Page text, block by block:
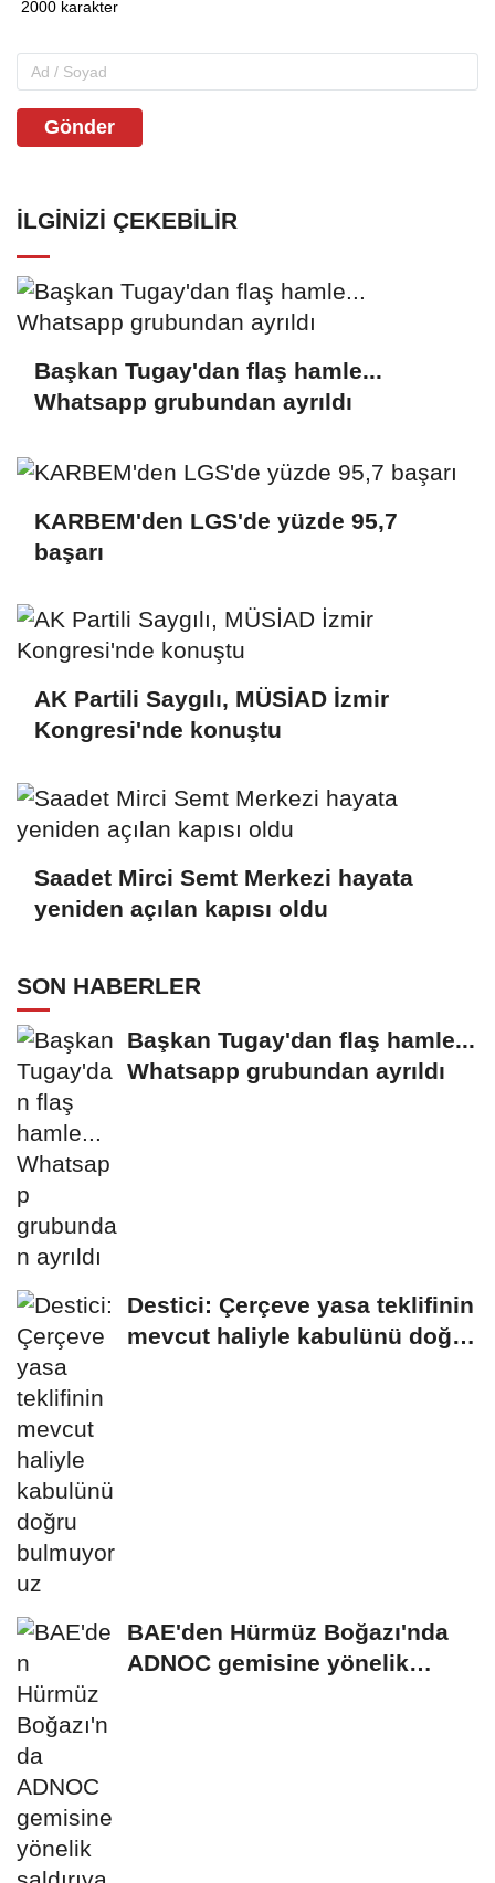
Gönder
İLGINIZI ÇEKEBILIR
Başkan Tugay'dan flaş hamle...
Whatsapp grubundan ayrıldı
KARBEM'den LGS'de yüzde 95,7
başarı
AK Partili Saygılı, MÜSİAD İzmir
Kongresi'nde konuştu
Saadet Mirci Semt Merkezi hayata
yeniden açılan kapısı oldu
SON HABERLER
Başkan Tugay'dan flaş hamle...
Whatsapp grubundan ayrıldı
Destici: Çerçeve yasa teklifinin
mevcut haliyle kabulünü doğru
BAE'den Hürmüz Boğazı'nda
ADNOC gemisine yönelik